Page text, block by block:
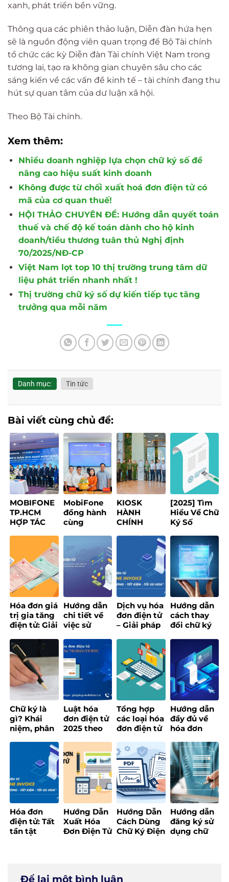
xanh, phát triển bền vững.
Thông qua các phiên thảo luận, Diễn đàn hứa hẹn
sẽ là nguồn động viên quan trọng để Bộ Tài chính
tổ chức các kỳ Diễn đàn Tài chính Việt Nam trong
tương lai, tạo ra không gian chuyên sâu cho các
sáng kiến về các vấn đề kinh tế – tài chính đang thu
hút sự quan tâm của dư luận xã hội.
Theo Bộ Tài chính.
Xem thêm:
Nhiều doanh nghiệp lựa chọn chữ ký số để
nâng cao hiệu suất kinh doanh
Không được từ chối xuất hoá đơn điện tử có
mã của cơ quan thuế!
HỘI THẢO CHUYÊN ĐỀ: Hướng dẫn quyết toán
thuế và chế độ kế toán dành cho hộ kinh
doanh/tiểu thương tuân thủ Nghị định
70/2025/NĐ-CP
Việt Nam lọt top 10 thị trường trung tâm dữ
liệu phát triển nhanh nhất !
Thị trường chữ ký số dự kiến tiếp tục tăng
trưởng qua mỗi năm
Danh mục: Tin tức
Bài viết cùng chủ đề:
MOBIFONE
TP.HCM
HỢP TÁC
XÂY DỰNG
NỀN TẢNG
CREATOR
ECONOMY
MobiFone
đồng hành
cùng
thúc đẩy
chuyển đổi
dựng chính
ứng dụng
AI
KIOSK
HÀNH
CHÍNH
MINH – GIẢI
PHÁP SỐ
MOBIFONE
HƯỚNG TỚI
PHỤC VỤ
NGƯỜI DÂN
[2025] Tìm
Hiểu Về Chữ
Ký Số
Ích, Loại
Hình & Ứng
Dụng
Hóa đơn giá
trị gia tăng
điện tử: Giải
ưu cho
doanh
nghiệp hiện
đại
Hướng dẫn
chi tiết về
việc sử
đơn điện tử
cho doanh
nghiệp
Dịch vụ hóa
đơn điện tử
– Giải pháp
hóa đơn
thông minh
Hướng dẫn
cách thay
đổi chữ ký
Tổng cục
thuế
Chữ ký là
gì? Khái
niệm, phân
chữ ký phổ
Luật hóa
đơn điện tử
2025 theo
chi tiết
Tổng hợp
các loại hóa
đơn điện tử
quy định
mới nhất
Hướng dẫn
đầy đủ về
hóa đơn
tạo từ máy
tính tiền
[Update
2025]
Hóa đơn
điện tử: Tất
tần tật
khai
Hướng Dẫn
Xuất Hóa
Đơn Điện Tử
Hiệu Quả
Hướng Dẫn
Cách Dùng
Chữ Ký Điện
Hướng dẫn
đăng ký sử
dụng chữ
Để lại một bình luận